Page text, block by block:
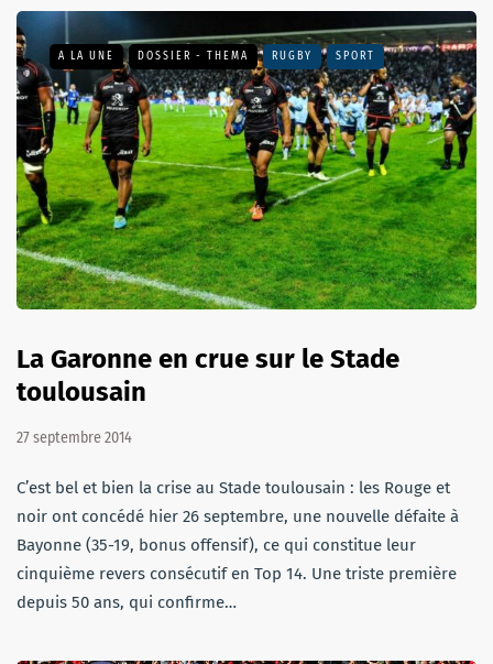
A LA UNE DOSSIER - THEMA RUGBY SPORT
La Garonne en crue sur le Stade
toulousain
27 septembre 2014
C’est bel et bien la crise au Stade toulousain : les Rouge et
noir ont concédé hier 26 septembre, une nouvelle défaite à
Bayonne (35-19, bonus offensif), ce qui constitue leur
cinquième revers consécutif en Top 14. Une triste première
depuis 50 ans, qui confirme…